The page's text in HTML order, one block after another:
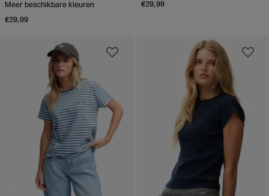
Meer beschikbare kleuren
€29,99
€29,99